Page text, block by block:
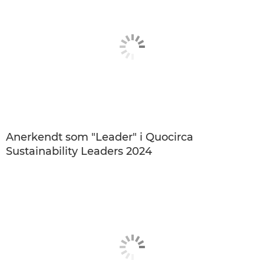
Anerkendt som "Leader" i Quocirca
Sustainability Leaders 2024